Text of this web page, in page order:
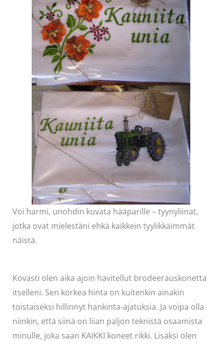
Voi harmi, unohdin kuvata hääparille – tyynyliinat,
jotka ovat mielestäni ehkä kaikkein tyylikkäimmät
näistä.
Kovasti olen aika ajoin havitellut brodeerauskonetta
itselleni. Sen korkea hinta on kuitenkin ainakin
toistaiseksi hillinnyt hankinta-ajatuksia. Ja voipa olla
niinkin, että siinä on liian paljon teknistä osaamista
minulle, joka saan KAIKKI koneet rikki. Lisäksi olen